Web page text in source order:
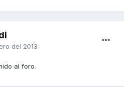
del 2013
al foro.